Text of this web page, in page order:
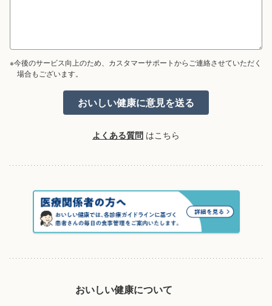
※今後のサービス向上のため、カスタマーサポートからご連絡させていただく
場合もございます。
よくある質問 はこちら
おいしい健康について